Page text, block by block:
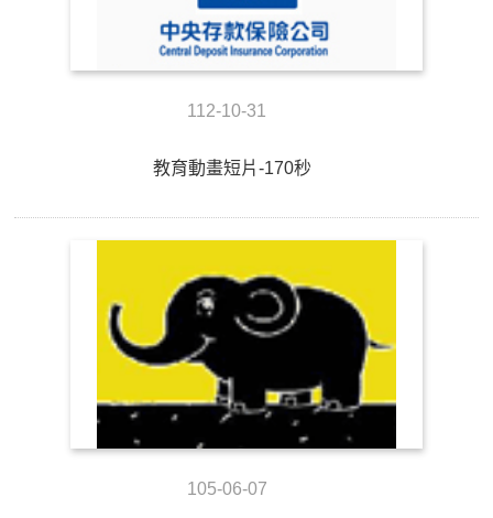
112-10-31
教育動畫短片-170秒
105-06-07